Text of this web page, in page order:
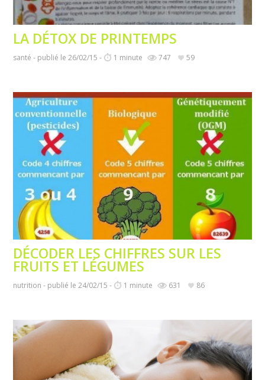
LA DÉTOX DE PRINTEMPS
santé - publié le 26/02/15 - 1 minute 747 59
DÉCODER LES CHIFFRES SUR LES
FRUITS ET LÉGUMES
nutrition - publié le 24/02/15 - 1 minute 631 86